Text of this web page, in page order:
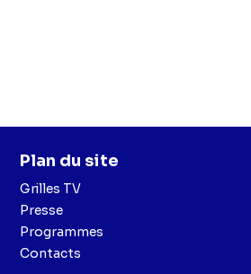
Plan du site
Grilles TV
Presse
Programmes
Contacts